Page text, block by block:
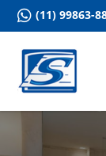
 (11) 99863-